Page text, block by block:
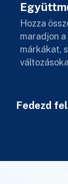
Hozza
maradjon
márkákat,
Fedezd